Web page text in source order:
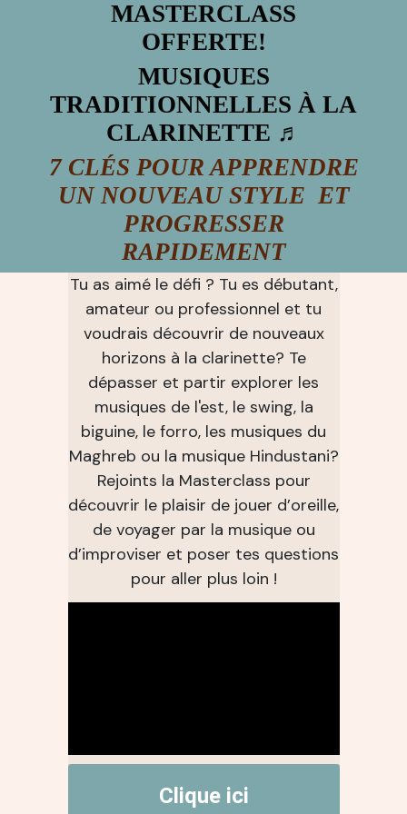
MASTERCLASS
OFFERTE!
MUSIQUES
TRADITIONNELLES À LA
CLARINETTE ♬
7 CLÉS POUR APPRENDRE
UN NOUVEAU STYLE ET
PROGRESSER
RAPIDEMENT
Tu as aimé le défi ? Tu es débutant,
amateur ou professionnel et tu
voudrais découvrir de nouveaux
horizons à la clarinette? Te
dépasser et partir explorer les
musiques de l'est, le swing, la
biguine, le forro, les musiques du
Maghreb ou la musique Hindustani?
Rejoints la Masterclass pour
découvrir le plaisir de jouer d’oreille,
de voyager par la musique ou
d’improviser et poser tes questions
pour aller plus loin !
Clique ici